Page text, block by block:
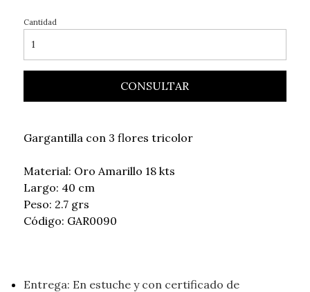
Cantidad
CONSULTAR
Gargantilla con 3 flores tricolor
Material: Oro Amarillo 18 kts
Largo: 40 cm
Peso: 2.7 grs
Código: GAR0090
Entrega: En estuche y con certificado de